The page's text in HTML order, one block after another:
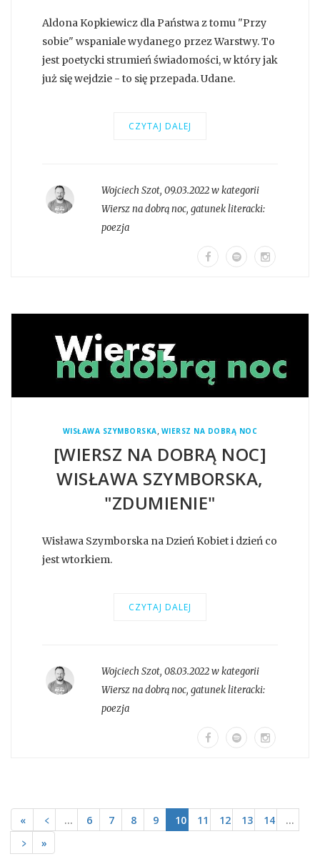
Aldona Kopkiewicz dla Państwa z tomu "Przy
sobie" wspaniale wydanego przez Warstwy. To
jest poetycki strumień świadomości, w który jak
już się wejdzie - to się przepada. Udane.
CZYTAJ DALEJ
Wojciech Szot, 09.03.2022 w kategorii
Wiersz na dobrą noc, gatunek literacki:
poezja
WISŁAWA SZYMBORSKA, WIERSZ NA DOBRĄ NOC
[WIERSZ NA DOBRĄ NOC]
WISŁAWA SZYMBORSKA,
"ZDUMIENIE"
Wisława Szymborska na Dzień Kobiet i dzień co
jest wtorkiem.
CZYTAJ DALEJ
Wojciech Szot, 08.03.2022 w kategorii
Wiersz na dobrą noc, gatunek literacki:
poezja
« ﹤ … 6 7 8 9 10 11 12 13 14
…
﹥
»